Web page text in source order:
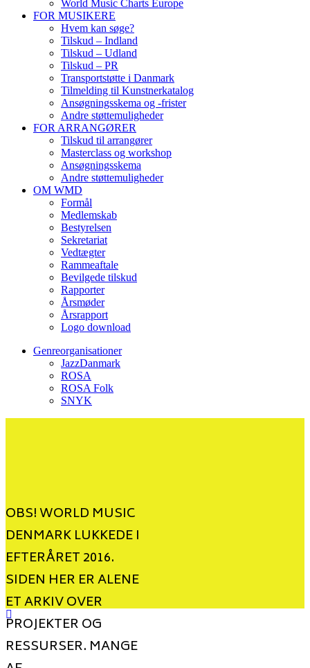
World Music Charts Europe
FOR MUSIKERE
Hvem kan søge?
Tilskud – Indland
Tilskud – Udland
Tilskud – PR
Transportstøtte i Danmark
Tilmelding til Kunstnerkatalog
Ansøgningsskema og -frister
Andre støttemuligheder
FOR ARRANGØRER
Tilskud til arrangører
Masterclass og workshop
Ansøgningsskema
Andre støttemuligheder
OM WMD
Formål
Medlemskab
Bestyrelsen
Sekretariat
Vedtægter
Rammeaftale
Bevilgede tilskud
Rapporter
Årsmøder
Årsrapport
Logo download
Genreorganisationer
JazzDanmark
ROSA
ROSA Folk
SNYK
OBS! WORLD MUSIC
DENMARK LUKKEDE I
EFTERÅRET 2016.
SIDEN HER ER ALENE
ET ARKIV OVER
PROJEKTER OG
RESSURSER. MANGE